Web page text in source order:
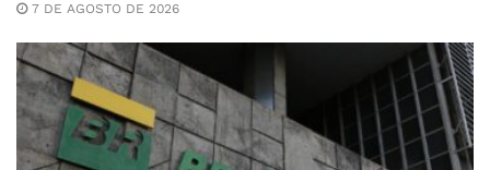
7 DE AGOSTO DE 2026